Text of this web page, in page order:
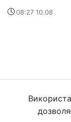
08:27 10.08